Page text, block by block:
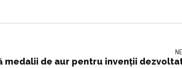
medalii de aur pentru invenții